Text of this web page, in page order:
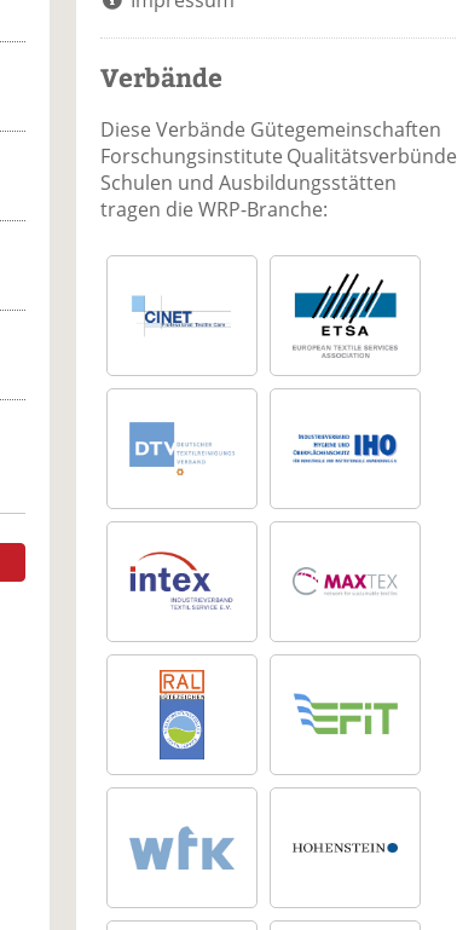
Verbände
Diese Verbände Gütegemeinschaften
Forschungsinstitute Qualitätsverbünde
Schulen und Ausbildungsstätten
tragen die WRP-Branche: